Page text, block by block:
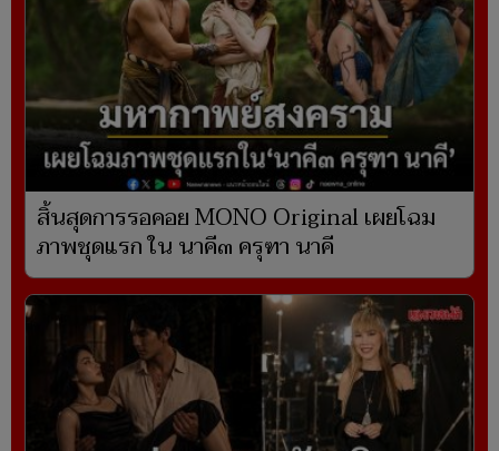
สิ้นสุดการรอคอย MONO Original เผยโฉม
ภาพชุดแรก ใน นาคี๓ ครุฑา นาคี